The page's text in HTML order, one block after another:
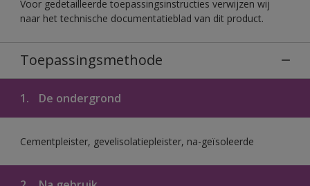
Voor gedetailleerde toepassingsinstructies verwijzen wij
naar het technische documentatieblad van dit product.
Toepassingsmethode
1. De ondergrond
Cementpleister, gevelisolatiepleister, na-geïsoleerde